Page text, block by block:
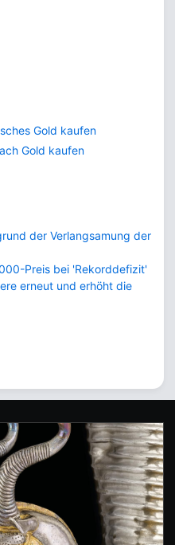
Gold kaufen
Gold kaufen
der Verlangsamung der
Preis bei 'Rekorddefizit'
erneut und erhöht die